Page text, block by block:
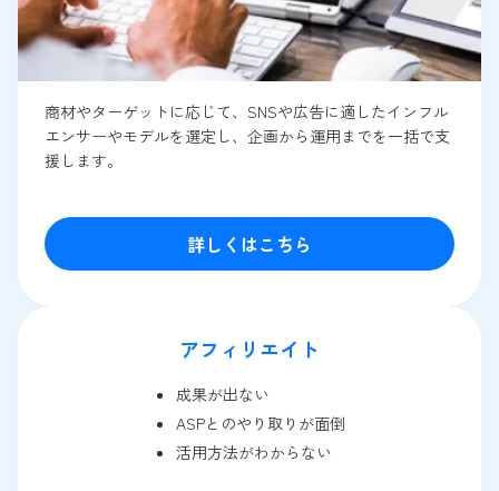
商材やターゲットに応じて、SNSや広告に適したインフル
エンサーやモデルを選定し、企画から運用までを一括で支
援します。
詳しくはこちら
アフィリエイト
成果が出ない
ASPとのやり取りが面倒
活用方法がわからない